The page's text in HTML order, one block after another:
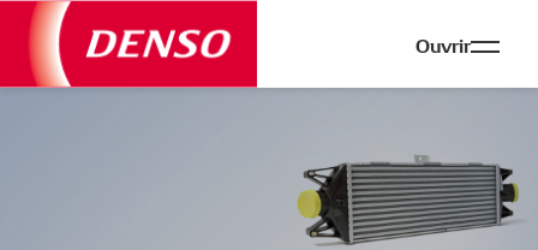
Ouvrir